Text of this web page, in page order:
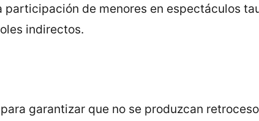
de menores en espectáculos
indirectos.
garantizar que no se produzcan